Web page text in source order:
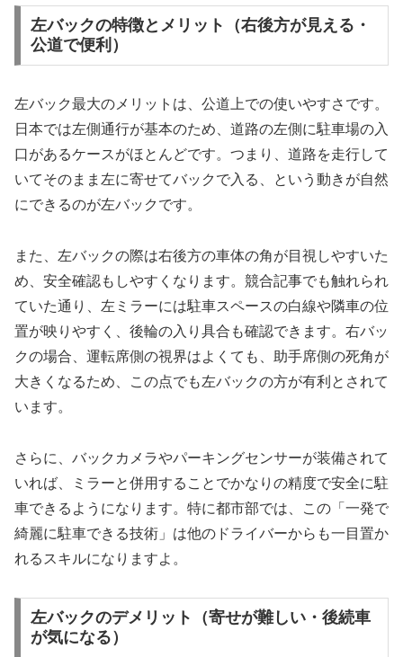
左バックの特徴とメリット（右後方が見える・
公道で便利）
左バック最大のメリットは、公道上での使いやすさです。
日本では左側通行が基本のため、道路の左側に駐車場の入
口があるケースがほとんどです。つまり、道路を走行して
いてそのまま左に寄せてバックで入る、という動きが自然
にできるのが左バックです。
また、左バックの際は右後方の車体の角が目視しやすいた
め、安全確認もしやすくなります。競合記事でも触れられ
ていた通り、左ミラーには駐車スペースの白線や隣車の位
置が映りやすく、後輪の入り具合も確認できます。右バッ
クの場合、運転席側の視界はよくても、助手席側の死角が
大きくなるため、この点でも左バックの方が有利とされて
います。
さらに、バックカメラやパーキングセンサーが装備されて
いれば、ミラーと併用することでかなりの精度で安全に駐
車できるようになります。特に都市部では、この「一発で
綺麗に駐車できる技術」は他のドライバーからも一目置か
れるスキルになりますよ。
左バックのデメリット（寄せが難しい・後続車
が気になる）